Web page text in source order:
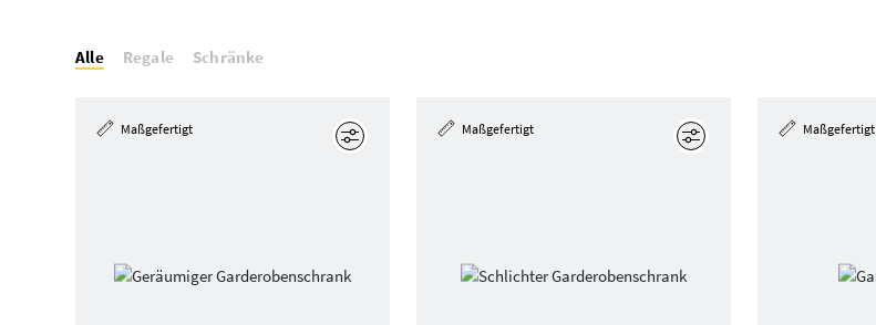
Alle Regale Schränke
Maßgefertigt Maßgefertigt Maßgefertigt